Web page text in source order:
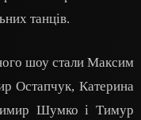
танців.
шоу стали Максим
Остапчук, Катерина
Шумко і Тимур